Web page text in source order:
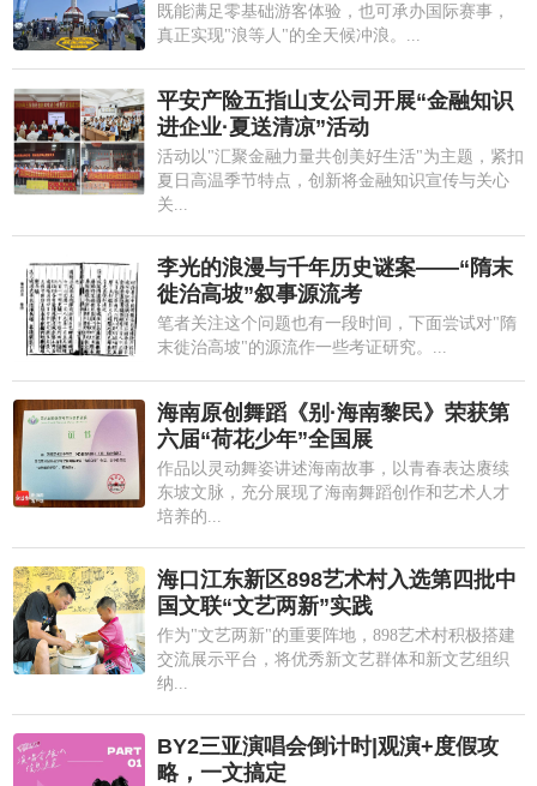
既能满足零基础游客体验，也可承办国际赛事，
真正实现"浪等人"的全天候冲浪。...
平安产险五指山支公司开展“金融知识
进企业·夏送清凉”活动
活动以"汇聚金融力量共创美好生活"为主题，紧扣
夏日高温季节特点，创新将金融知识宣传与关心
关...
李光的浪漫与千年历史谜案——“隋末
徙治高坡”叙事源流考
笔者关注这个问题也有一段时间，下面尝试对"隋
末徙治高坡"的源流作一些考证研究。...
海南原创舞蹈《别·海南黎民》荣获第
六届“荷花少年”全国展
作品以灵动舞姿讲述海南故事，以青春表达赓续
东坡文脉，充分展现了海南舞蹈创作和艺术人才
培养的...
海口江东新区898艺术村入选第四批中
国文联“文艺两新”实践
作为"文艺两新"的重要阵地，898艺术村积极搭建
交流展示平台，将优秀新文艺群体和新文艺组织
纳...
BY2三亚演唱会倒计时|观演+度假攻
略，一文搞定